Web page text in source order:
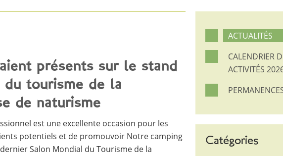
présents sur le stand
du tourisme de la
de naturisme
est une excellente occasion pour les
potentiels et de promouvoir Notre camping
Salon Mondial du Tourisme de la
ACTUALITÉS
CALENDRIER
ACTIVITÉS
Catégories